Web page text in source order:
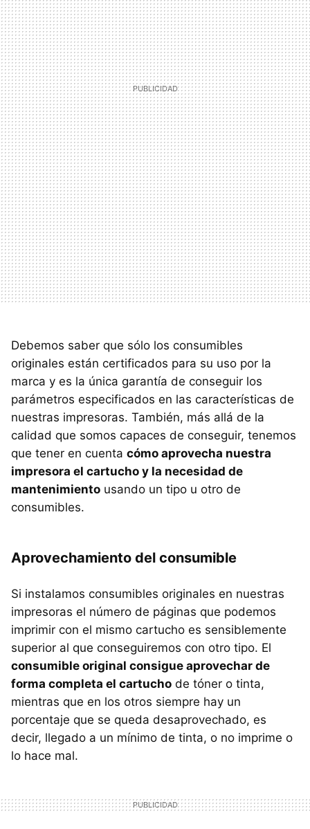
Debemos saber que sólo los consumibles
originales están certificados para su uso por la
marca y es la única garantía de conseguir los
parámetros especificados en las características de
nuestras impresoras. También, más allá de la
calidad que somos capaces de conseguir, tenemos
que tener en cuenta cómo aprovecha nuestra
impresora el cartucho y la necesidad de
mantenimiento usando un tipo u otro de
consumibles.
Aprovechamiento del consumible
Si instalamos consumibles originales en nuestras
impresoras el número de páginas que podemos
imprimir con el mismo cartucho es sensiblemente
superior al que conseguiremos con otro tipo. El
consumible original consigue aprovechar de
forma completa el cartucho de tóner o tinta,
mientras que en los otros siempre hay un
porcentaje que se queda desaprovechado, es
decir, llegado a un mínimo de tinta, o no imprime o
lo hace mal.